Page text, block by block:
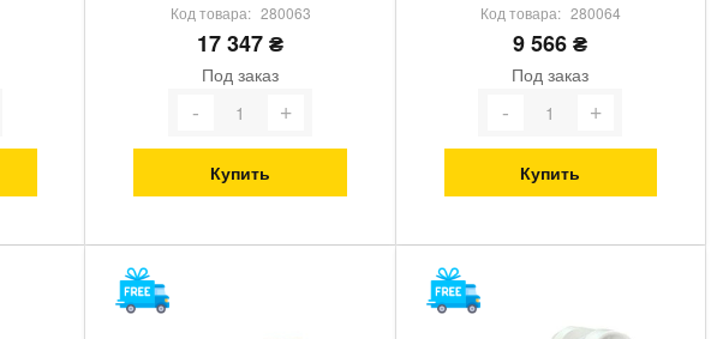
Код товара: 280063
17 347 ₴
Под заказ
Купить
Код товара: 280064
9 566 ₴
Под заказ
Купить